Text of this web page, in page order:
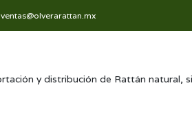
ventas@olverarattan.mx